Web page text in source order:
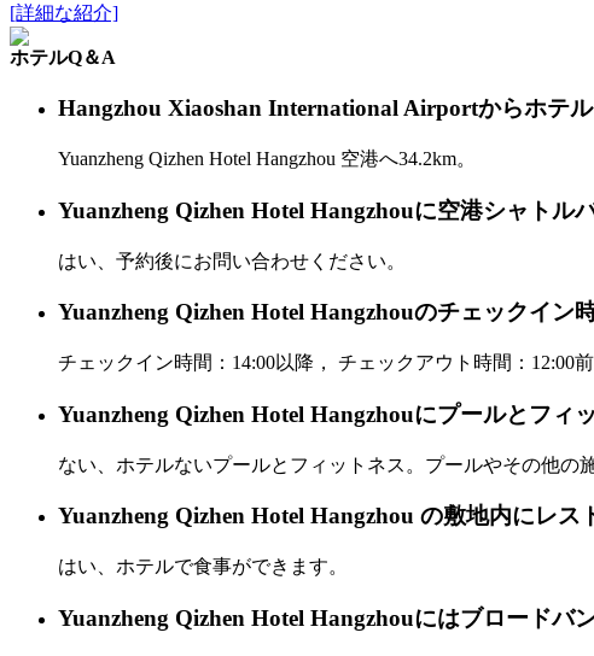
[詳細な紹介]
ホテルQ＆A
Hangzhou Xiaoshan International Airportからホテ
Yuanzheng Qizhen Hotel Hangzhou 空港へ34.2km。
Yuanzheng Qizhen Hotel Hangzhouに空港シャトル
はい、予約後にお問い合わせください。
Yuanzheng Qizhen Hotel Hangzhouのチェックイン
チェックイン時間：14:00以降， チェックアウト時間：12:00前
Yuanzheng Qizhen Hotel Hangzhouにプールとフィ
ない、ホテルないプールとフィットネス。プールやその他
Yuanzheng Qizhen Hotel Hangzhou の敷地内にレス
はい、ホテルで食事ができます。
Yuanzheng Qizhen Hotel Hangzhouにはブロードバ